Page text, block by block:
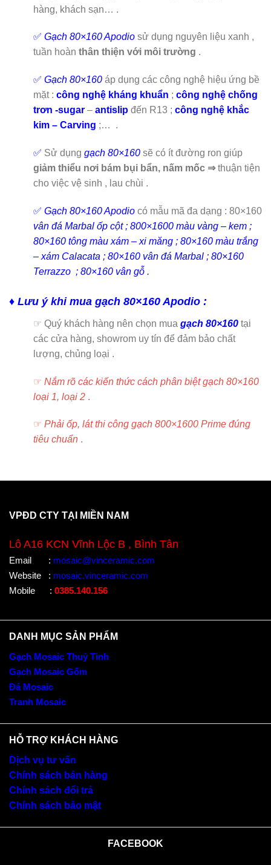
hàng, khách sạn… .
✅ Gạch 80×160 Apodio sử dụng nguyên liệu xanh ,
tuần hoàn thân thiện với môi trường .
✅ Gạch 80×160 áp dụng các công nghệ hiệu ứng bề
mặt : công nghệ kháng khuẩn ; công nghệ chống
trơn -sugar – antislip đến R13 ; công nghệ khắc
kim – Carving ;… .
✅ Sử dụng gạch 80×160 sẽ có ít đường ron giúp
giảm thiểu nơi bám bụi bẩn, nấm mốc ⇒thuận tiện
cho việc vệ sinh , lau chùi .
✅ Gạch 80×160 Apodio có mẫu mã đa dạng : 80×160
vân đá Marbal ốp cột ; 800×1600 màu vàng – kem ;
80×160 tông màu xám – xi măng ; 80×160 màu trắng
– xám Calacata ; 80×160 vân đá Marbal ; 80×160
Terrazzo ; 80×160 vân gỗ .
♦ Lưu ý khi mua gạch 80×160 Apodio :
☞ Quý khách hàng nên chọn mua gạch 80×160 tại
các cửa hàng, showrom uy tín để đảm bảo chất
lượng, chủng loại .
☞ Nắm rõ các kiến thức cách phân biệt gạch 80×160
loại 1, loại 2 .
☞ Phải ốp, lát thi công gạch 800×1600 Prime đúng
tiêu chuẩn .
VPĐD CTY TẠI MIỀN NAM
Lô A16 KCN Vĩnh Lộc B , Bình Tân
Email : mosaic@vinceramic.com
Website
: mosaic.vinceramic.com
Mobile
: 0385.140.156
DANH MỤC SẢN PHẨM
Gạch Mosaic Thuỷ Tinh
Gạch Mosaic Gốm
Đá Mosaic
Tranh Mosaic
HỖ TRỢ KHÁCH HÀNG
Dịch vụ tư vấn
Chính sách bán hàng
Chính sách đổi trả
Chính sách bảo mật
FACEBOOK